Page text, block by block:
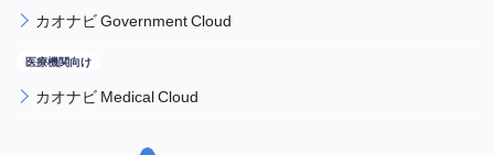
カオナビ Government Cloud
カオナビ Medical Cloud